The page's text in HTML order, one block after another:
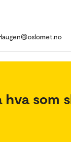
hva som